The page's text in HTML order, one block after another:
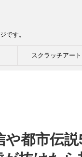
です。
スクラッチアート
都市伝